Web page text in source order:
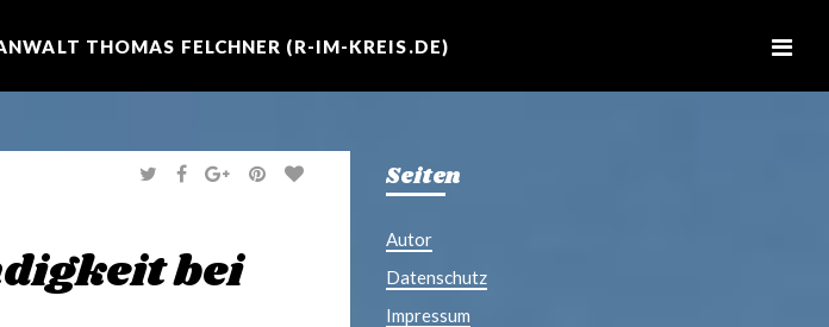
THOMAS FELCHNER (R-IM-KREIS.DE)
T
W
R
F
A
O
K
G
O
P
I
bei
Seiten
Autor
Datenschutz
Impressum